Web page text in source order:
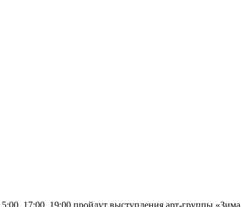
17:00, 19:00 пройдут выступления арт-группы